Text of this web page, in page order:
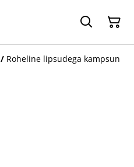
/ Roheline lipsudega kampsun